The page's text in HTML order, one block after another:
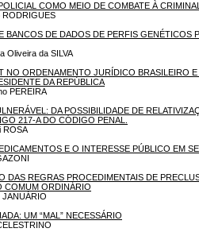
COMO MEIO DE COMBATE À
RODRIGUES
BANCOS DE DADOS DE PERFIS GENÉTICOS
Oliveira da SILVA
NO ORDENAMENTO JURÍDICO BRASILEIRO E
DA REPÚBLICA
PEREIRA
DA POSSIBILIDADE DE
217-A DO CÓDIGO PENAL.
ROSA
E O INTERESSE PÚBLICO EM
DAS REGRAS PROCEDIMENTAIS DE
COMUM ORDINÁRIO
JANUÁRIO
UM “MAL” NECESSÁRIO